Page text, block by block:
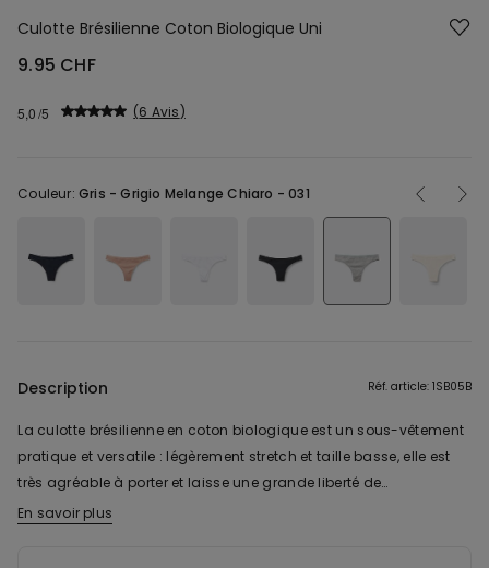
Culotte Brésilienne Coton Biologique Uni
9.95 CHF
5,0 6 Avis
Couleur:Gris -Grigio Melange Chiaro - 031
Description Réf. article: 1SB05B
La culotte brésilienne en coton biologique est un sous-vêtement
pratique et versatile : légèrement stretch et taille basse, elle est
très agréable à porter et laisse une grande liberté de
mouvement. La couture arrière de la culotte brésilienne en coton
La fibre du tissu de ce modèle est réalisée en coton biologique.
En savoir plus